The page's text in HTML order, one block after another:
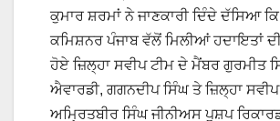
ਕੁਮਾਰ ਸ਼ਰਮਾਂ ਨੇ ਜਾਣਕਾਰੀ ਦਿੰਦੇ ਦੱਸਿਆ
ਕਮਿਸ਼ਨਰ ਪੰਜਾਬ ਵੱਲੋਂ ਮਿਲੀਆਂ ਹਦਾਇਤਾਂ
ਹੋਏ ਜ਼ਿਲ੍ਹਾ ਸਵੀਪ ਟੀਮ ਦੇ ਮੈਂਬਰ ਗੁਰਮੀਤ
ਐਵਾਰਡੀ, ਗਗਨਦੀਪ ਸਿੰਘ ਤੇ ਜ਼ਿਲ੍ਹਾ
ਅਮ੍ਰਿਤਬੀਰ ਸਿੰਘ ਜੀਨੀਅਸ ਪੁਸ਼ਪ